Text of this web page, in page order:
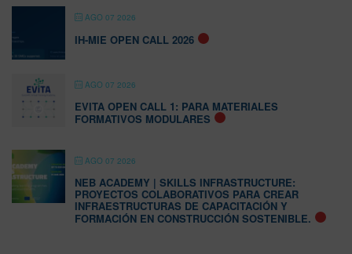
AGO 07 2026
IH-MIE OPEN CALL 2026
AGO 07 2026
EVITA OPEN CALL 1: PARA MATERIALES
FORMATIVOS MODULARES
AGO 07 2026
NEB ACADEMY | SKILLS INFRASTRUCTURE:
PROYECTOS COLABORATIVOS PARA CREAR
INFRAESTRUCTURAS DE CAPACITACIÓN Y
FORMACIÓN EN CONSTRUCCIÓN SOSTENIBLE.